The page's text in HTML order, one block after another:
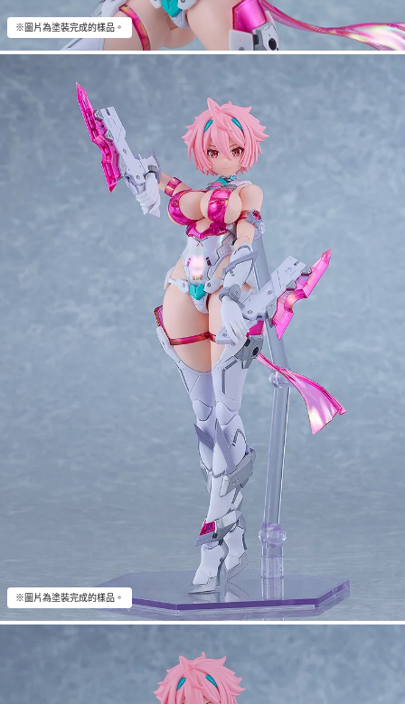
※圖片為塗裝完成的樣品。
※圖片為塗裝完成的樣品。